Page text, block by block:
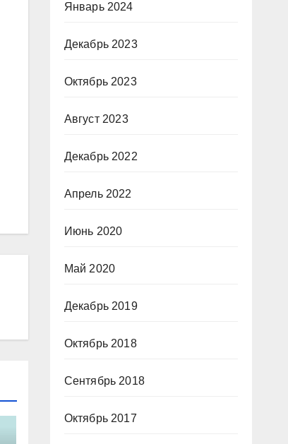
Январь 2024
Декабрь 2023
Октябрь 2023
Август 2023
Декабрь 2022
Апрель 2022
Июнь 2020
Май 2020
Декабрь 2019
Октябрь 2018
Сентябрь 2018
Октябрь 2017